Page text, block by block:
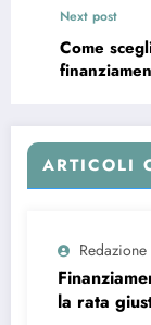
Next post
Come
ARTICOLI
Redazione
la rata